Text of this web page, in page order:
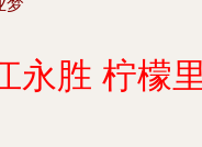
永胜 柠檬